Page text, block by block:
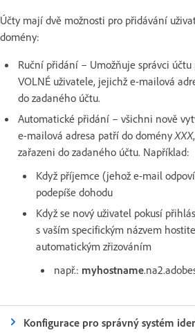
Účty mají dvě možnosti pro přidávání
domény:
Ruční přidání – Umožňuje správci
VOLNÉ uživatele, jejichž e-mailová
do zadaného účtu.
Automatické přidání – všichni nově
e-mailová adresa patří do domény XXX
zařazeni do zadaného účtu. Například:
Když příjemce (jehož e-mail
podepíše dohodu
Když se nový uživatel pokusí
s vaším specifickým názvem
automatickým zřizováním
např.: myhostname
Konfigurace pro správný systém